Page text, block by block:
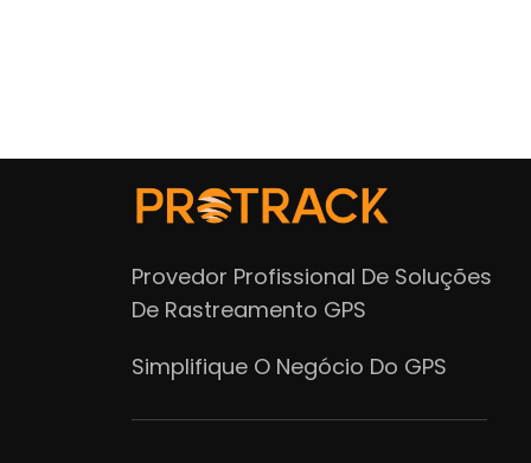
Provedor Profissional De Soluções
De Rastreamento GPS
Simplifique O Negócio Do GPS